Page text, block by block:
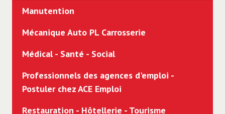
Manutention
Mécanique Auto PL Carrosserie
Médical - Santé - Social
Professionnels des agences d'emploi -
Postuler chez ACE Emploi
Restauration - Hôtellerie - Tourisme